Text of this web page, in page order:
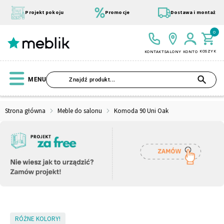
treści
Projekt pokoju Promocje Dostawa i montaż
KONTAKTSALONY KONTO KOSZYK
0
MENU
Strona główna Meble do salonu Komoda 90 Uni Oak
SkipRÓŻNE KOLORY!
Wszystkie Kolekcje Modułowe
Szafa Łóżko
Materace Pufy